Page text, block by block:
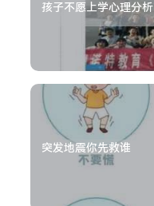
孩子不愿上学心理分析
突发地震你先救谁